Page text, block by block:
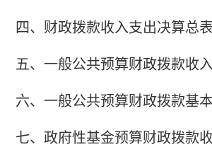
四、财政拨款收入支出决算总表
五、一般公共预算财政拨款收
六、一般公共预算财政拨款基
七、政府性基金预算财政拨款